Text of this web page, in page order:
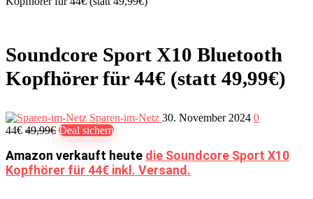
Soundcore Sport X10 Bluetooth
Kopfhörer für 44€ (statt 49,99€)
Sparen-im-Netz 30. November 2024 0
44€ 49,99€ Deal sichern
Amazon verkauft heute die Soundcore Sport X10
Kopfhörer für 44€ inkl. Versand.